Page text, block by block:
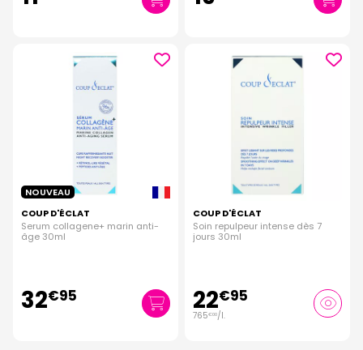
NOUVEAU
COUP D'ÉCLAT
Serum collagene+ marin anti-
âge 30ml
32€95
COUP D'ÉCLAT
Soin repulpeur intense dès 7
jours 30ml
22€95
765€00/l.